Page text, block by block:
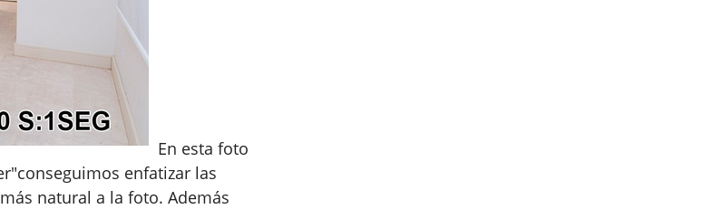
En esta foto
enfatizar las
natural a la foto. Además